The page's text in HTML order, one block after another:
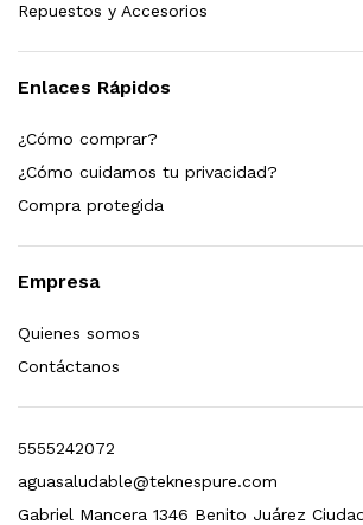
Repuestos y Accesorios
Enlaces Rápidos
¿Cómo comprar?
¿Cómo cuidamos tu privacidad?
Compra protegida
Empresa
Quienes somos
Contáctanos
5555242072
aguasaludable@teknespure.com
Gabriel Mancera 1346 Benito Juárez
al carrito
Leer más
Leer más
grifo y filtración Welltek WT-